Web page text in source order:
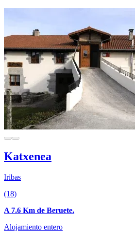
Katxenea
Iribas
(18)
A 7.6 Km de Beruete.
Alojamiento entero